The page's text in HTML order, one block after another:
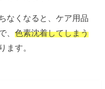
なくなると、ケア用品
、色素沈着してしまう
ます。